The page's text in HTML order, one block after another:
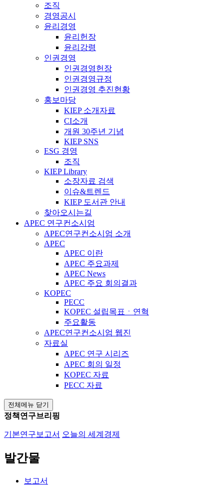
조직
경영공시
윤리경영
윤리헌장
윤리강령
인권경영
인권경영헌장
인권경영규정
인권경영 추진현황
홍보마당
KIEP 소개자료
CI소개
개원 30주년 기념
KIEP SNS
ESG 경영
조직
KIEP Library
소장자료 검색
이슈&트렌드
KIEP 도서관 안내
찾아오시는길
APEC 연구컨소시엄
APEC연구컨소시엄 소개
APEC
APEC 이란
APEC 주요과제
APEC News
APEC 주요 회의결과
KOPEC
PECC
KOPEC 설립목표ㆍ연혁
주요활동
APEC연구컨소시엄 웹진
자료실
APEC 연구 시리즈
APEC 회의 일정
KOPEC 자료
PECC 자료
전체메뉴 닫기
정책연구브리핑
기본연구보고서 오늘의 세계경제
발간물
보고서